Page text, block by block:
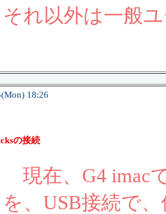
それ以外は一般
18:26
の接続
現在、G4 imac
を、USB接続で